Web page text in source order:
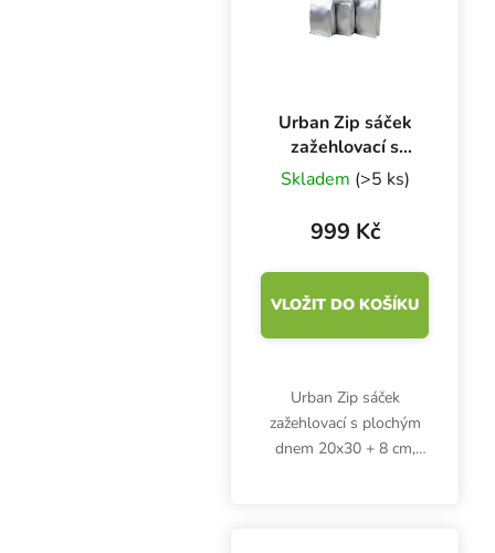
Urban Zip sáček
zažehlovací s
plochým dnem
20x30 + 8 cm,
balení 50 ks
Skladem (>5 ks)
999 Kč
VLOŽIT DO KOŠÍKU
Urban Zip sáček
zažehlovací s plochým
dnem 20x30 + 8 cm,